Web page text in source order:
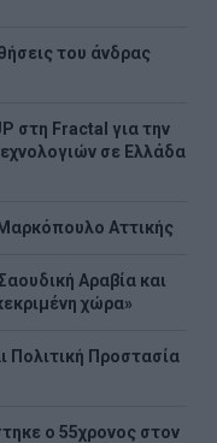
του άνδρας
στη Fractal για την
σε Ελλάδα
Αττικής
Αραβία και
χώρα»
Πολιτική Προστασία
ο 55χρονος στον